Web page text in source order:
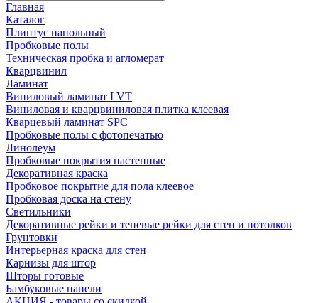
Главная
Каталог
Плинтус напольный
Пробковые полы
Техническая пробка и агломерат
Кварцвинил
Ламинат
Виниловый ламинат LVT
Виниловая и кварцвиниловая плитка клеевая
Кварцевый ламинат SPC
Пробковые полы с фотопечатью
Линолеум
Пробковые покрытия настенные
Декоративная краска
Пробковое покрытие для пола клеевое
Пробковая доска на стену
Светильники
Декоративные рейки и теневые рейки для стен и потолков
Грунтовки
Интерьерная краска для стен
Карнизы для штор
Шторы готовые
Бамбуковые панели